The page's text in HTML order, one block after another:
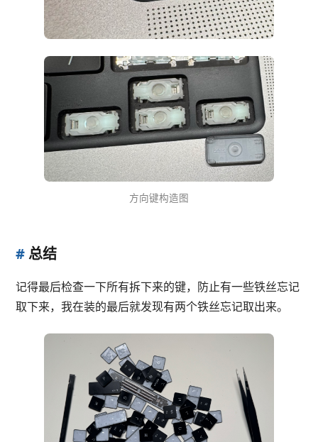
方向键构造图
#总结
记得最后检查一下所有拆下来的键，防止有一些铁丝忘记
取下来，我在装的最后就发现有两个铁丝忘记取出来。